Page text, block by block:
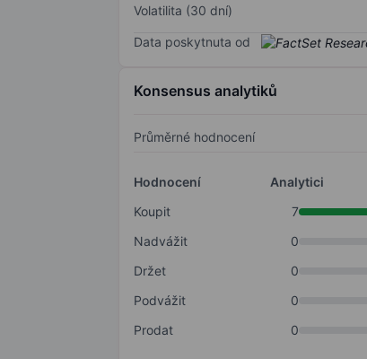
Volatilita (30 dní)
Data poskytnuta od
Konsensus analytiků
Průměrné hodnocení
Hodnocení
Analytici
Koupit
7
Nadvážit
0
Držet
0
Podvážit
0
Prodat
0